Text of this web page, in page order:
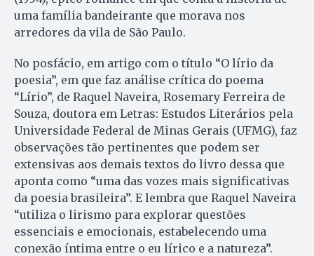
uma família bandeirante que morava nos
arredores da vila de São Paulo.
No posfácio, em artigo com o título “O lírio da
poesia”, em que faz análise crítica do poema
“Lírio”, de Raquel Naveira, Rosemary Ferreira de
Souza, doutora em Letras: Estudos Literários pela
Universidade Federal de Minas Gerais (UFMG), faz
observações tão pertinentes que podem ser
extensivas aos demais textos do livro dessa que
aponta como “uma das vozes mais significativas
da poesia brasileira”. E lembra que Raquel Naveira
“utiliza o lirismo para explorar questões
essenciais e emocionais, estabelecendo uma
conexão íntima entre o eu lírico e a natureza”.